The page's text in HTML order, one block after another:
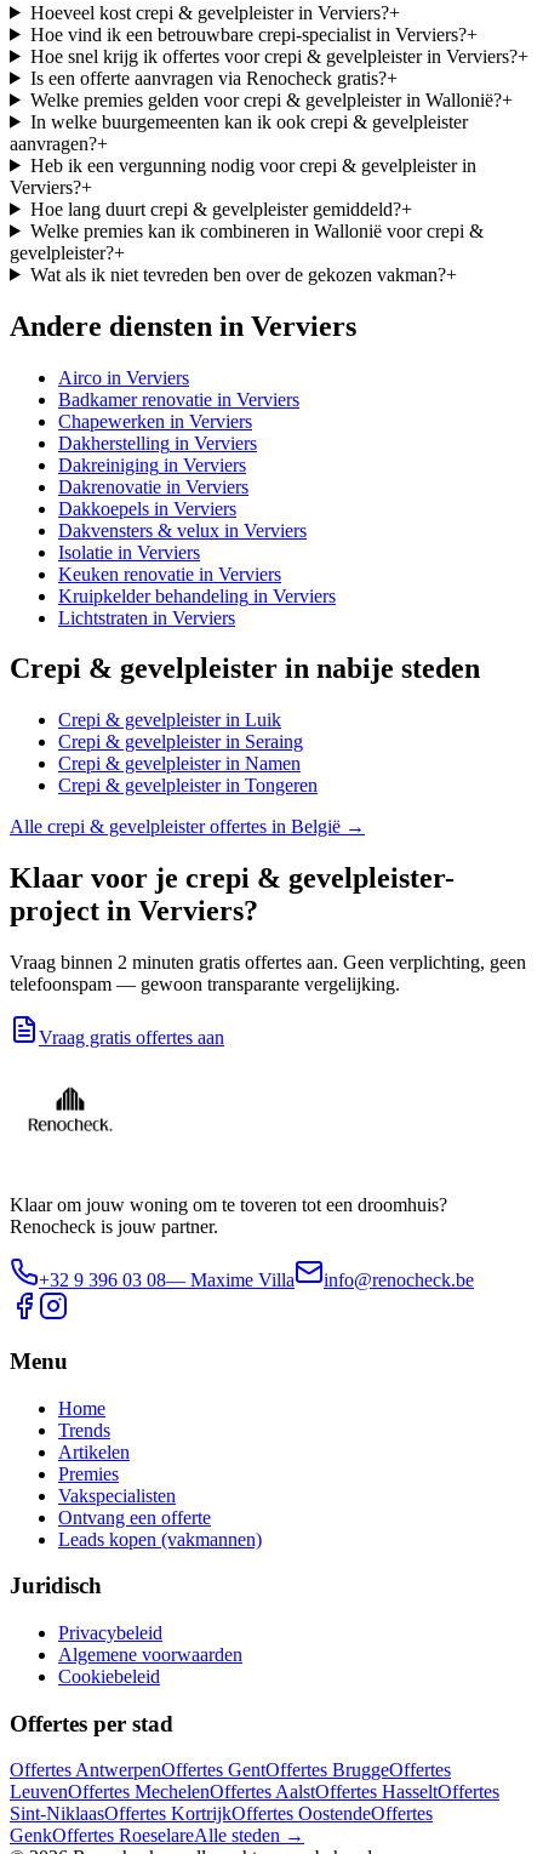
Hoeveel kost crepi & gevelpleister in Verviers?+
Hoe vind ik een betrouwbare crepi-specialist in Verviers?+
Hoe snel krijg ik offertes voor crepi & gevelpleister in Verviers?+
Is een offerte aanvragen via Renocheck gratis?+
Welke premies gelden voor crepi & gevelpleister in Wallonië?+
In welke buurgemeenten kan ik ook crepi & gevelpleister
aanvragen?+
Heb ik een vergunning nodig voor crepi & gevelpleister in
Verviers?+
Hoe lang duurt crepi & gevelpleister gemiddeld?+
Welke premies kan ik combineren in Wallonië voor crepi &
gevelpleister?+
Wat als ik niet tevreden ben over de gekozen vakman?+
Andere diensten in Verviers
Airco in Verviers
Badkamer renovatie in Verviers
Chapewerken in Verviers
Dakherstelling in Verviers
Dakreiniging in Verviers
Dakrenovatie in Verviers
Dakkoepels in Verviers
Dakvensters & velux in Verviers
Isolatie in Verviers
Keuken renovatie in Verviers
Kruipkelder behandeling in Verviers
Lichtstraten in Verviers
Crepi & gevelpleister in nabije steden
Crepi & gevelpleisterin Luik
Crepi & gevelpleisterin Seraing
Crepi & gevelpleisterin Namen
Crepi & gevelpleisterin Tongeren
Alle crepi & gevelpleisteroffertes in België →
Klaar voor je crepi & gevelpleister-
project in Verviers?
Vraag binnen 2 minuten gratis offertes aan. Geen verplichting, geen
telefoonspam — gewoon transparante vergelijking.
Vraag gratis offertes aan
Klaar om jouw woning om te toveren tot een droomhuis?
Renocheck is jouw partner.
+32 9 396 03 08— Maxime Villa info@renocheck.be
Menu
Home
Trends
Artikelen
Premies
Vakspecialisten
Ontvang een offerte
Leads kopen (vakmannen)
Juridisch
Privacybeleid
Algemene voorwaarden
Cookiebeleid
Offertes per stad
OffertesAntwerpenOffertes GentOffertes BruggeOffertes
LeuvenOffertes MechelenOffertesAalstOffertes HasseltOffertes
Sint-NiklaasOffertes KortrijkOffertes OostendeOffertes
GenkOffertes RoeselareAlle steden →